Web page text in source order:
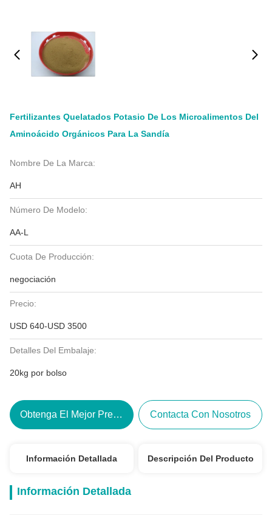
Fertilizantes Quelatados Potasio De Los Microalimentos Del
Aminoácido Orgánicos Para La Sandía
Nombre De La Marca:
AH
Número De Modelo:
AA-L
Cuota De Producción:
negociación
Precio:
USD 640-USD 3500
Detalles Del Embalaje:
20kg por bolso
Obtenga El Mejor Precio Contacta Con Nosotros
Información Detallada Descripción Del Producto
Información Detallada